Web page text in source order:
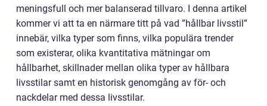
meningsfull och mer balanserad tillvaro. I denna artikel
kommer vi att ta en närmare titt på vad ”hållbar livsstil”
innebär, vilka typer som finns, vilka populära trender
som existerar, olika kvantitativa mätningar om
hållbarhet, skillnader mellan olika typer av hållbara
livsstilar samt en historisk genomgång av för- och
nackdelar med dessa livsstilar.